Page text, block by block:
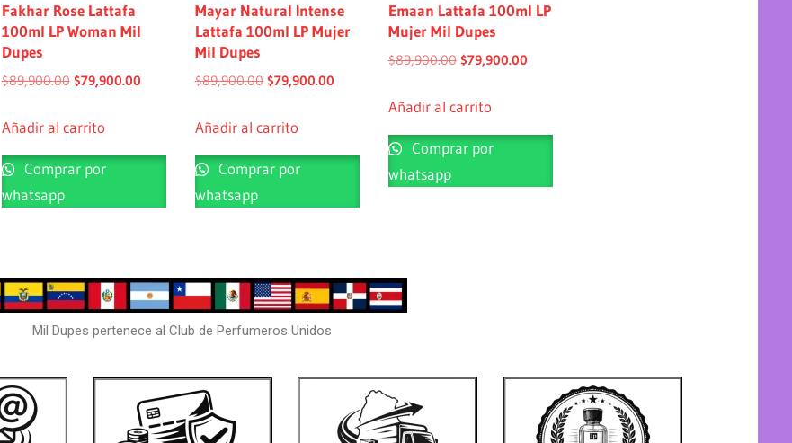
Fakhar Rose Lattafa
100ml LP Woman Mil
Dupes
$89,900.00 $79,900.00
Añadir al carrito
Comprar por
whatsapp
Mayar Natural Intense
Lattafa 100ml LP Mujer
Mil Dupes
$89,900.00 $79,900.00
Añadir al carrito
Comprar por
whatsapp
Emaan Lattafa 100ml LP
Mujer Mil Dupes
$89,900.00 $79,900.00
Añadir al carrito
Comprar por
whatsapp
Mil Dupes pertenece al Club de Perfumeros Unidos